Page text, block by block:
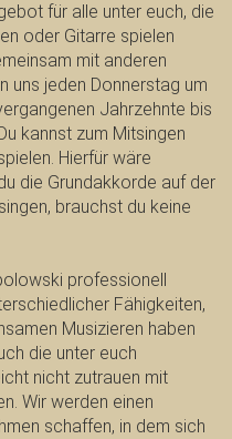
für alle unter euch, die
oder Gitarre spielen
mit anderen
uns jeden Donnerstag um
Jahrzehnte bis
kannst zum Mitsingen
Hierfür wäre
die Grundakkorde auf der
brauchst du keine
professionell
Fähigkeiten,
Musizieren haben
die unter euch
nicht zutrauen mit
Wir werden einen
schaffen, in dem sich